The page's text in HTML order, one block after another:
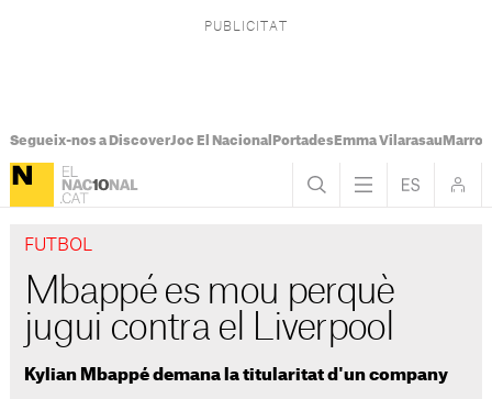
Segueix-nos a DiscoverJoc El Nacional PortadesEmma Vilarasau
FUTBOL
Mbappé es mou perquè
jugui contra el Liverpool
Kylian Mbappé demana la titularitat d'un company